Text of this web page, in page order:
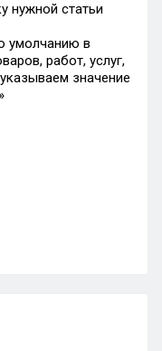
нужной статьи
умолчанию в
работ, услуг,
значение